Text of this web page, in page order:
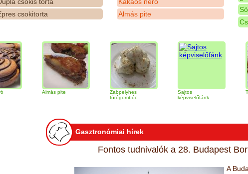
csokitorta
Almás pite
Zabpelyhes
túrógombóc
képviselőfánk
Tiramisu
Gasztronómiai hírek
Fontos tudnivalók a 28. Budapest
A